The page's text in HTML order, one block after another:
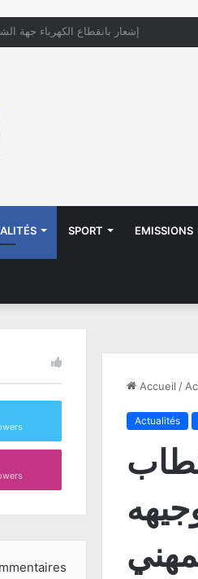
بعد تداول صور أطفال يعيشون في
SPORT EMISSIONS
Accueil /
Actualités